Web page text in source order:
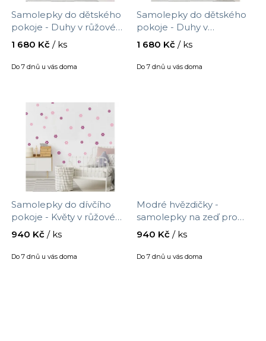
d
u
k
ů
o
d
u
k
Samolepky do dětského
pokoje - Duhy v růžové
barvě se zvířatky, velikost
90 x 120 cm, 9996f
Do 7 dnů u vás doma
1 680 Kč / ks
Samolepky do dětského
pokoje - Duhy v
neutrálních barvách se
zvířatky, velikost 90 x 120
cm, 9995f
Do 7 dnů u vás doma
1 680 Kč / ks
Samolepky do dívčího
pokoje - Květy v růžovém,
velikost 90 x 30 cm, 9554f
Do 7 dnů u vás doma
940 Kč / ks
Modré hvězdičky -
samolepky na zeď pro
kluka, velikost 90 x 30 cm,
Do 7 dnů u vás doma
940 Kč / ks